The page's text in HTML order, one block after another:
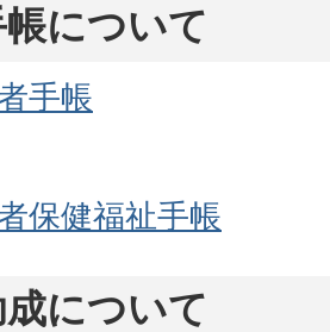
について
手帳
保健福祉手帳
成について